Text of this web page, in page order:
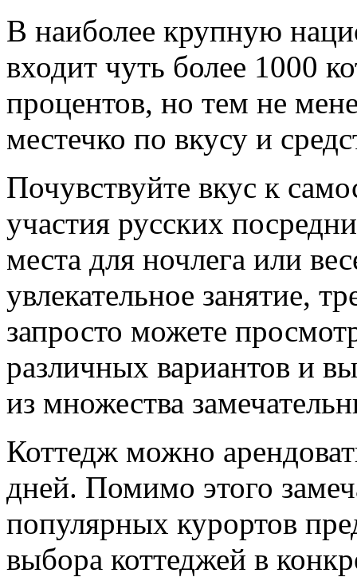
В наиболее крупную
входит чуть более 1000
процентов, но тем не
местечко по вкусу и
Почувствуйте вкус к
участия русских
места для ночлега или
увлекательное занятие,
запросто можете
различных вариантов и
из множества
Коттедж можно
дней. Помимо этого
популярных курортов
выбора коттеджей в